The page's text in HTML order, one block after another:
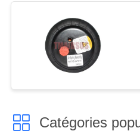
Catégories